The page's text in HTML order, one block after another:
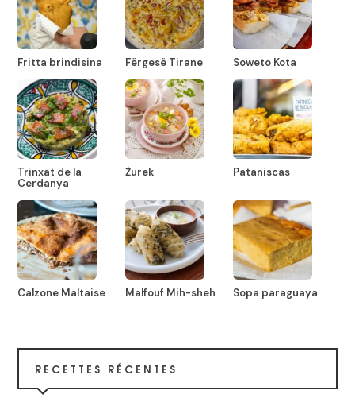
Fritta brindisina Fërgesë Tirane Soweto Kota
Trinxat de la
Cerdanya
Żurek Pataniscas
Calzone Maltaise Malfouf Mih-sheh Sopa paraguaya
RECETTES RÉCENTES